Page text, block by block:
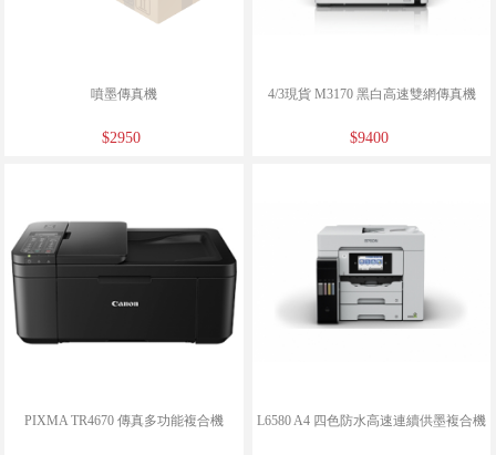
噴墨傳真機
$2950
4/3現貨 M3170 黑白高速雙網傳真機
$9400
PIXMA TR4670 傳真多功能複合機 L6580 A4 四色防水高速連續供墨複合機